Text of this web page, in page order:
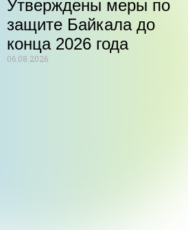
Утверждены меры по
защите Байкала до
конца 2026 года
06.08.2026